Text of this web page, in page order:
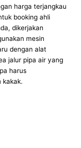
harga terjangkau
booking ahli
dikerjakan
mesin
dengan alat
jalur pipa air yang
harus
kakak.